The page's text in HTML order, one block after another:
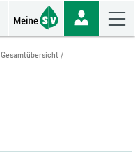
Gesamtübersicht